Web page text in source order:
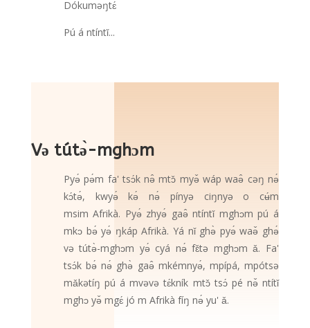
Dókuməŋtɛ́
Pú á ntíntǐ...
Və tútə̀-mghɔm
Pyə́ pə́m fa' tsɔ́k nə̂ mtɔ̌ myə̌ wáp waə̂ cəŋ nə́
kɔ́tə́, kwyə́ kə́ nə́ pínyə ciŋnyə o cʉ́m
msimAfrikà. Pyə́ zhyə́ gaə̂ ntíntǐ mghɔm pú á
mkɔ bə́ yə́ ŋkáp Afrikà. Yá nǐ ghə̀ pyə́ waə̌ ghə́
və tútə̀-mghɔm yə́ cyá nə́ fɛ̌tə mghɔm ǎ. Fa'
tsɔ́k bə́ nə́ ghə̀ gaə̂ mkémnyə́, mpípá, mpótsə
mǎkətíŋ pú á mvəvə tɛ́kník mtɔ̌ tsɔ́ pé nə̌ ntítǐ
mghɔ yə̌ mgɛ́ jó m Afrikà fíŋ nə́ yu' ǎ.